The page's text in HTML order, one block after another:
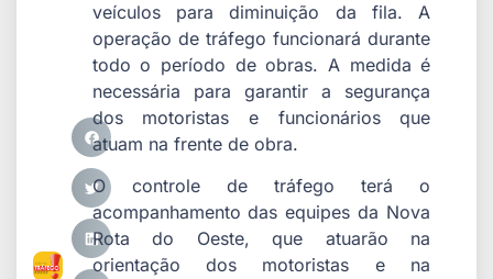
veículos para diminuição da fila. A
operação de tráfego funcionará durante
todo o período de obras. A medida é
necessária para garantir a segurança
dos motoristas e funcionários que
atuam na frente de obra.
O controle de tráfego terá o
acompanhamento das equipes da Nova
Rota do Oeste, que atuarão na
orientação dos motoristas e na